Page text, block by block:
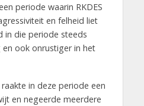
periode waarin RKDES
en felheid liet
in die periode steeds
ook onrustiger in het
in deze periode een
en negeerde meerdere